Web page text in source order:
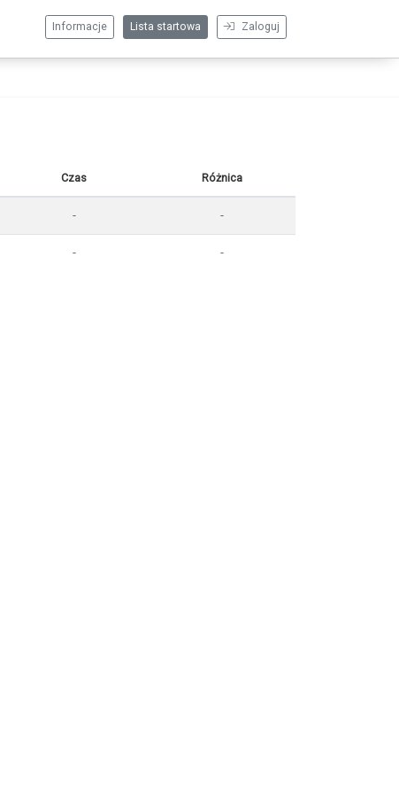
Zaloguj
Lista startowa
Informacje
Czas Różnica
- -
- -